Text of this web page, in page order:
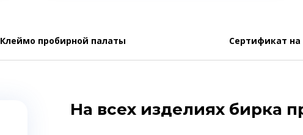
Клеймо пробирной палаты Сертификат
На всех изделиях бирка